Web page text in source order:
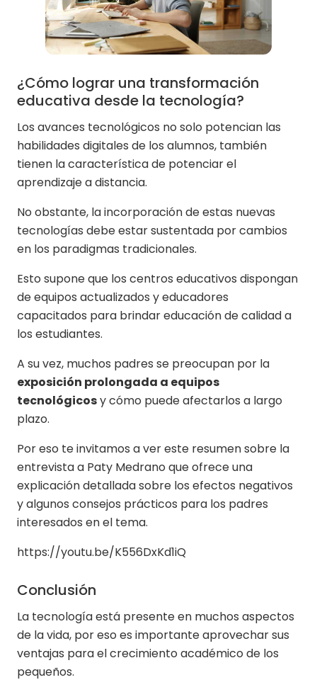
¿Cómo lograr una transformación
educativa desde la tecnología?
Los avances tecnológicos no solo potencian las
habilidades digitales de los alumnos, también
tienen la característica de potenciar el
aprendizaje a distancia.
No obstante, la incorporación de estas nuevas
tecnologías debe estar sustentada por cambios
en los paradigmas tradicionales.
Esto supone que los centros educativos dispongan
de equipos actualizados y educadores
capacitados para brindar educación de calidad a
los estudiantes.
A su vez, muchos padres se preocupan por la
exposición prolongada a equipos
tecnológicosy cómo puede afectarlos a largo
plazo.
Por eso te invitamos a ver este resumen sobre la
entrevista a Paty Medrano que ofrece una
explicación detallada sobre los efectos negativos
y algunos consejos prácticos para los padres
interesados en el tema.
https://youtu.be/K556DxKd1iQ
Conclusión
La tecnología está presente en muchos aspectos
de la vida, por eso es importante aprovechar sus
ventajas para el crecimiento académico de los
pequeños.